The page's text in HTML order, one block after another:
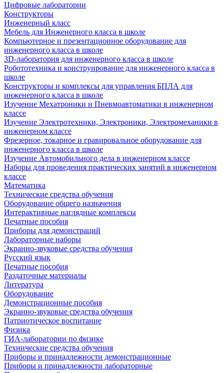
Цифровые лаборатории
Конструкторы
Инженерный класс
Мебель для Инженерного класса в школе
Компьютерное и презентационное оборудование для
инженерного класса в школе
3D-лаборатория для инженерного класса в школе
Робототехника и конструирование для инженерного класса в
школе
Конструкторы и комплексы для управления БПЛА для
инженерного класса в школе
Изучение Мехатроники и Пневмоавтоматики в инженерном
классе
Изучение Электротехники, Электроники, Электромеханики в
инженерном классе
Фрезерное, токарное и гравировальное оборудование для
инженерного класса в школе
Изучение Автомобильного дела в инженерном классе
Наборы для проведения практических занятий в инженерном
классе
Математика
Технические средства обучения
Оборудование общего назначения
Интерактивные наглядные комплексы
Печатные пособия
Приборы для демонстраций
Лабораторные наборы
Экранно-звуковые средства обучения
Русский язык
Печатные пособия
Раздаточные материалы
Литература
Оборудование
Демонстрационные пособия
Экранно-звуковые средства обучения
Патриотическое воспитание
Физика
ГИА-лаборатории по физике
Технические средства обучения
Приборы и принадлежности демонстрационные
Приборы и принадлежности лабораторные